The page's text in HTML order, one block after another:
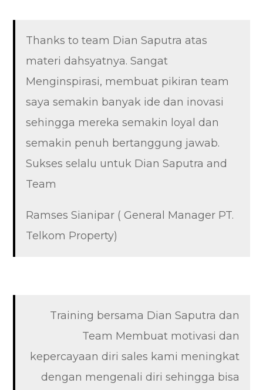
Thanks to team Dian Saputra atas
materi dahsyatnya. Sangat
Menginspirasi, membuat pikiran team
saya semakin banyak ide dan inovasi
sehingga mereka semakin loyal dan
semakin penuh bertanggung jawab.
Sukses selalu untuk Dian Saputra and
Team
Ramses Sianipar ( General Manager PT.
Telkom Property)
Training bersama Dian Saputra dan
Team Membuat motivasi dan
kepercayaan diri sales kami meningkat
dengan mengenali diri sehingga bisa